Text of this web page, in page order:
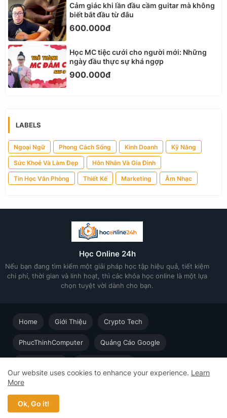
Cảm giác khi lần đầu cầm guitar mà không
biết bắt đầu từ đâu
600.000đ
Học MC tiệc cưới cho người mới: Những
ngày đầu thực sự khá ngợp
900.000đ
LABELS
Ngoại Ngữ Phong Cách Sống Kinh Doanh Kỹ Năng
Sức Khoẻ Và Làm Đẹp Hôn Nhân Và Gia Đình
Tin Học Văn Phòng Thiết Kế Marketing Âm Nhạc
Học Online 24h
Nếu bạn đang tìm kiếm một giải pháp học tập hiệu quả, tiết kiệm
chi phí, thời gian và linh hoạt, thì các khóa học online là một lựa
chọn tuyệt vời dành cho bạn.
Học Online cùng Chuyên gia - Khóa học trực tuyến dành cho
người đi làm © 2023 - 2026 Học Online 24h - Design by
Web5s.net
Home Giới Thiệu Crypto Tech
PhucThinhComputer Quảng Cáo Google
Our website uses cookies to enhance your experience. Learn
More
Ok, Go it!